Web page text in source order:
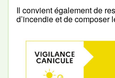
Il convient également de
d’incendie et de composer